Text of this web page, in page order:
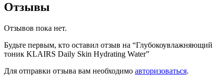
Отзывы
Отзывов пока нет.
Будьте первым, кто оставил отзыв на “Глубокоувлажняющий
тоник KLAIRS Daily Skin Hydrating Water”
Для отправки отзыва вам необходимо авторизоваться.